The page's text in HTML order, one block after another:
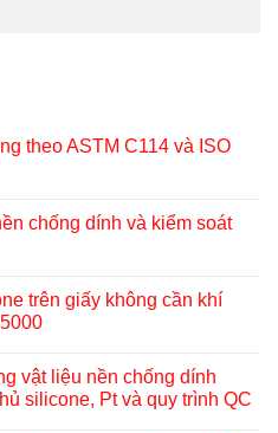
theo ASTM C114 và ISO
chống dính và kiểm soát
trên giấy không cần khí
vật liệu nền chống dính
silicone, Pt và quy trình QC